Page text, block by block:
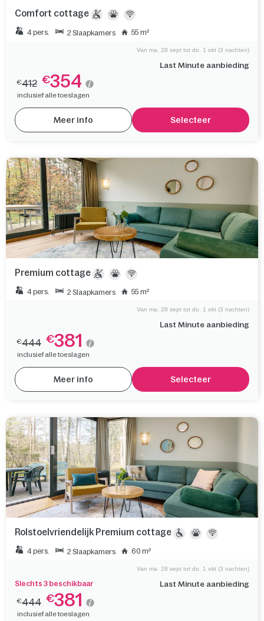
Comfort cottage
4 pers. 2 Slaapkamers 55 m²
Last Minute aanbieding
Van ma. 28 sept tot do. 1 okt (3 nachten)
€412 €354
inclusief alle toeslagen
Meer info Selecteer
Premium cottage
4 pers. 2 Slaapkamers 55 m²
Last Minute aanbieding
Van ma. 28 sept tot do. 1 okt (3 nachten)
€444 €381
inclusief alle toeslagen
Meer info Selecteer
Rolstoelvriendelijk Premium cottage
4 pers. 2 Slaapkamers 60 m²
Slechts 3 beschikbaar Last Minute aanbieding
Van ma. 28 sept tot do. 1 okt (3 nachten)
€444 €381
inclusief alle toeslagen